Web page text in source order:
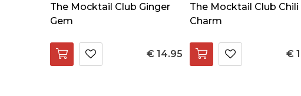
The Mocktail Club Ginger
Gem
€ 14.95
The Mocktail Club Chili
Charm
€